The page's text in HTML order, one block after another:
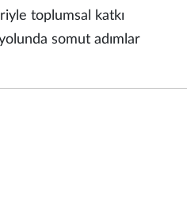
toplumsal katkı
somut adımlar